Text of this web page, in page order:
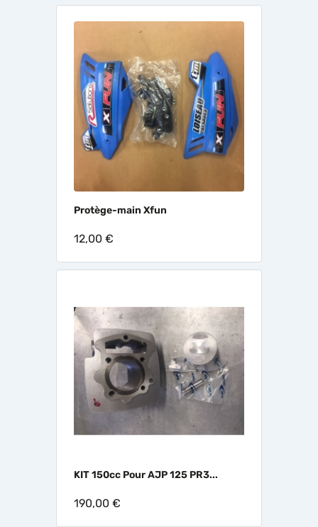
Protège-main Xfun
12,00 €
KIT 150cc Pour AJP 125 PR3...
190,00 €